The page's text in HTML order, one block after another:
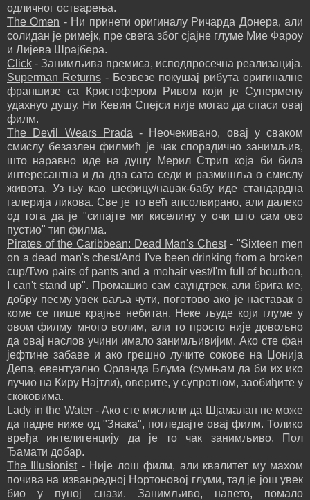
одличног остварења.
The Omen - Ни принети оригиналу Ричарда Донера, али
солидан је римејк, пре свега због сјајне глуме Мие Фароу
и Лијева Шрајбера.
Click - Занимљива премиса, исподпросечна реализација.
Superman Returns- Безвезе покушај рибута оригиналне
франшизе са Кристофером Ривом који је Супермену
удахнуо душу. Ни Кевин Спејси није могао да спаси овај
филм.
The Devil Wears Prada - Неочекивано, овај у сваком
смислу безазлен филмић је чак спорадично занимљив,
што наравно иде на душу Мерил Стрип која би била
интересантна и да два сата седи и размишља о смислу
живота. Уз њу као шефицу/наџак-бабу иде стандардна
галерија ликова. Све је то већ апсолвирано, али далеко
од тога да је "сипајте ми киселину у очи што сам ово
пустио" тип филма.
Pirates of the Caribbean: Dead Man's Chest- "Sixteen men
on a dead man's chest/And I've been drinking from a broken
cup/Two pairs of pants and a mohair vest/I'm full of bourbon,
I can't stand up". Промашио сам саундтрек, али брига ме,
добру песму увек ваља чути, поготово ако је наставак о
коме се пише крајње небитан. Неке људе који глуме у
овом филму много волим, али то просто није довољно
да овај наслов учини имало занимљивијим. Ако сте фан
јефтине забаве и ако грешно лучите сокове на Џонија
Депа, евентуално Орланда Блума (сумњам да би их ико
лучио на Киру Најтли), оверите, у супротном, заобиђите у
скоковима.
Lady in the Water- Ако сте мислили да Шјамалан не може
да падне ниже од "Знака", погледајте овај филм. Толико
вређа интелигенцију да је то чак занимљиво. Пол
Ђамати добар.
The Illusionist- Није лош филм, али квалитет му махом
почива на изванредној Нортоновој глуми, тад је још увек
био у пуној снази. Занимљиво, напето, помало